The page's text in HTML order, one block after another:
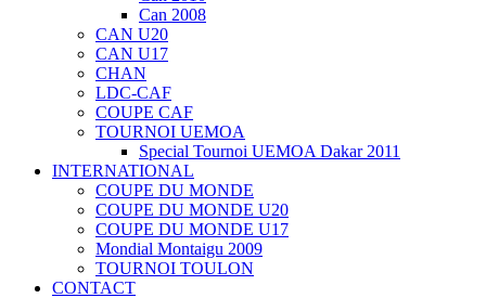
Can 2008
CAN U20
CAN U17
CHAN
LDC-CAF
COUPE CAF
TOURNOI UEMOA
Special Tournoi UEMOA Dakar 2011
INTERNATIONAL
COUPE DU MONDE
COUPE DU MONDE U20
COUPE DU MONDE U17
Mondial Montaigu 2009
TOURNOI TOULON
CONTACT